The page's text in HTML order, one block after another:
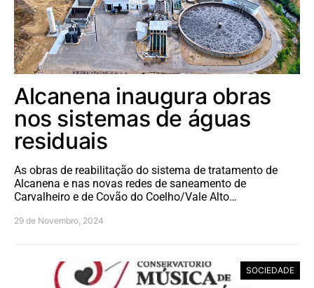
Alcanena inaugura obras
nos sistemas de águas
residuais
As obras de reabilitação do sistema de tratamento de
Alcanena e nas novas redes de saneamento de
Carvalheiro e de Covão do Coelho/Vale Alto…
29 de Novembro, 2024
SOCIEDADE